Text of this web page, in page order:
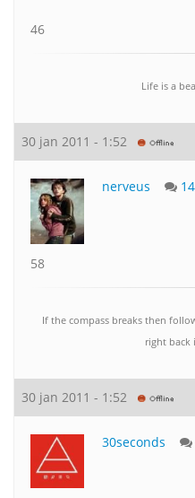
46
Life is a
30 jan 2011 - 1:52
nerveus
58
If the compass breaks then
right back
30 jan 2011 - 1:52
30seconds